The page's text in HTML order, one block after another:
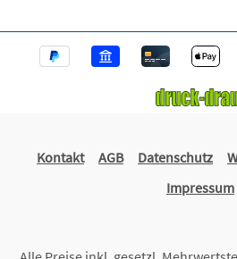
Kontakt AGB Datenschutz
Impressum